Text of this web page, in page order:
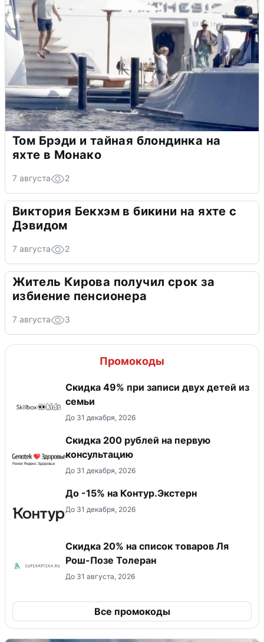
Том Брэди и тайная блондинка на
яхте в Монако
7 августа 2
Виктория Бекхэм в бикини на яхте с
Дэвидом
7 августа 2
Житель Кирова получил срок за
избиение пенсионера
7 августа 3
Промокоды
Скидка 49% при записи двух детей из
семьи
До 31 декабря, 2026
Скидка 200 рублей на первую
консультацию
До 31 декабря, 2026
До -15% на Контур.Экстерн
До 31 декабря, 2026
Скидка 20% на список товаров Ля
Рош-Позе Толеран
До 31 августа, 2026
Все промокоды